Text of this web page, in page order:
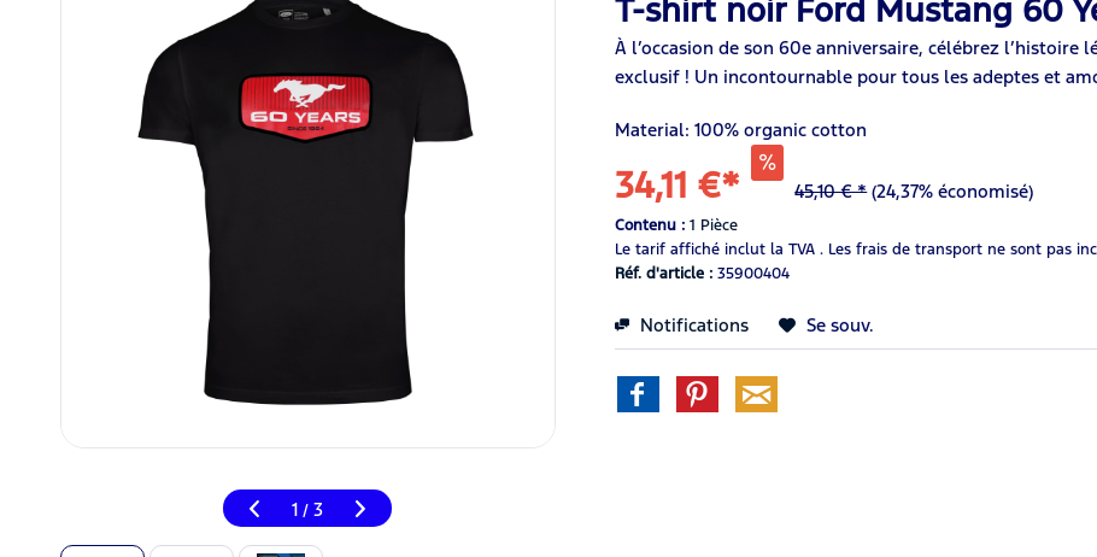
1 / 3
T-shirt noir Ford Mustang 60
À l’occasion de son 60e anniversaire, célébrez
exclusif ! Un incontournable pour tous les adeptes et
Material: 100% organic cotton
34,11 €* 45,10 € * (24,37% économisé)
Contenu :1 Pièce
Le tarif affiché inclut la TVA . Les frais de transport ne sont pas
Réf. d'article :35900404
Notifications Se souv.